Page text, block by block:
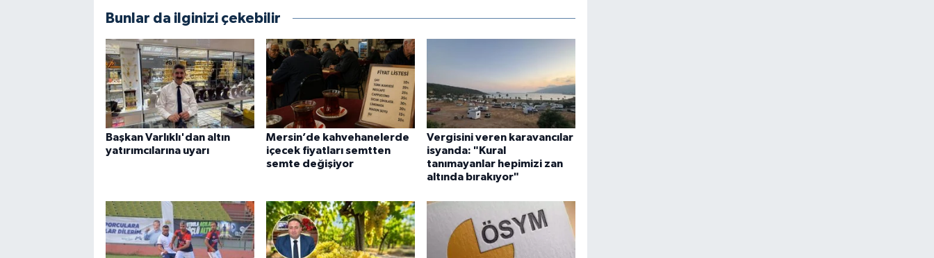
Bunlar da ilginizi çekebilir
Başkan Varlıklı'dan altın
yatırımcılarına uyarı
Mersin’de kahvehanelerde
içecek fiyatları semtten
semte değişiyor
Vergisini veren karavancılar
isyanda: "Kural
tanımayanlar hepimizi zan
altında bırakıyor"